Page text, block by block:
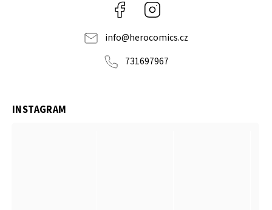
Facebook
info@herocomics.cz
731697967
INSTAGRAM